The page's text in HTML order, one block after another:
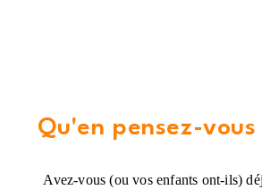
Qu'en pensez-vous
Avez-vous (ou vos enfants ont-ils)